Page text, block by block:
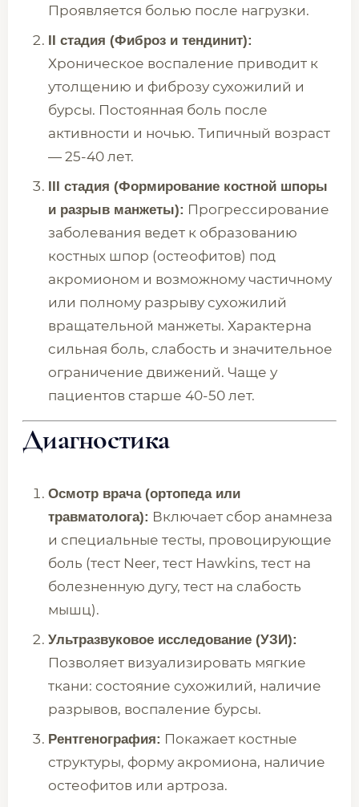
Проявляется болью после нагрузки.
II стадия (Фиброз и тендинит):
Хроническое воспаление приводит к
утолщению и фиброзу сухожилий и
бурсы. Постоянная боль после
активности и ночью. Типичный возраст
— 25-40 лет.
III стадия (Формирование костной шпоры
и разрыв манжеты): Прогрессирование
заболевания ведет к образованию
костных шпор (остеофитов) под
акромионом и возможному частичному
или полному разрыву сухожилий
вращательной манжеты. Характерна
сильная боль, слабость и значительное
ограничение движений. Чаще у
пациентов старше 40-50 лет.
Диагностика
Осмотр врача (ортопеда или
травматолога): Включает сбор анамнеза
и специальные тесты, провоцирующие
боль (тест Neer, тест Hawkins, тест на
болезненную дугу, тест на слабость
мышц).
Ультразвуковое исследование (УЗИ):
Позволяет визуализировать мягкие
ткани: состояние сухожилий, наличие
разрывов, воспаление бурсы.
Рентгенография: Покажает костные
структуры, форму акромиона, наличие
остеофитов или артроза.